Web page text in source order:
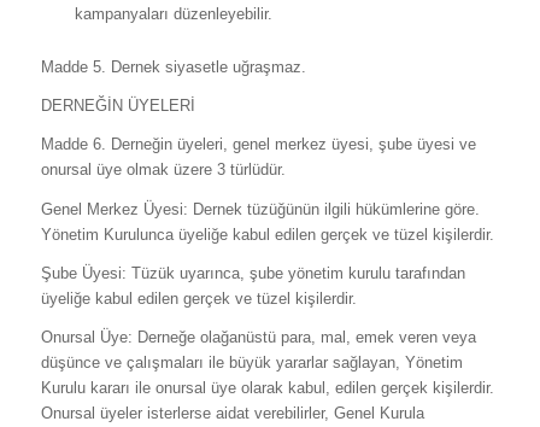
kampanyaları düzenleyebilir.
Madde 5. Dernek siyasetle uğraşmaz.
DERNEĞİN ÜYELERİ
Madde 6. Derneğin üyeleri, genel merkez üyesi, şube üyesi ve
onursal üye olmak üzere 3 türlüdür.
Genel Merkez Üyesi: Dernek tüzüğünün ilgili hükümlerine göre.
Yönetim Kurulunca üyeliğe kabul edilen gerçek ve tüzel kişilerdir.
Şube Üyesi: Tüzük uyarınca, şube yönetim kurulu tarafından
üyeliğe kabul edilen gerçek ve tüzel kişilerdir.
Onursal Üye: Derneğe olağanüstü para, mal, emek veren veya
düşünce ve çalışmaları ile büyük yararlar sağlayan, Yönetim
Kurulu kararı ile onursal üye olarak kabul, edilen gerçek kişilerdir.
Onursal üyeler isterlerse aidat verebilirler, Genel Kurula